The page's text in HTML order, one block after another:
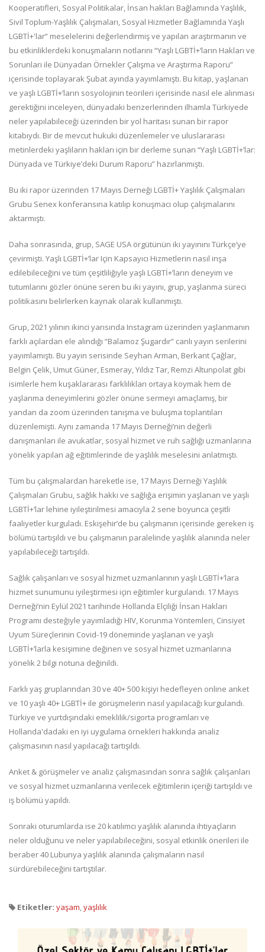
Kooperatifleri, Sosyal Politikalar, İnsan hakları Bağlamında Yaşlılık,
Sivil Toplum-Yaşlılık Çalışmaları, Sosyal Hizmetler Bağlamında Yaşlı
LGBTİ+'lar“ meselelerini değerlendirmiş ve yapılan araştırmanın ve
bu etkinliklerdeki konuşmaların notlarını “Yaşlı LGBTİ+’ların Hakları ve
Sorunları ile Dünyadan Örnekler Çalışma ve Araştırma Raporu”
içerisinde toplayarak Şubat ayında yayımlamıştı. Bu kitap, yaşlanan
ve yaşlı LGBTİ+’ların sosyolojinin teorileri içerisinde nasıl ele alınması
gerektiğini inceleyen, dünyadaki benzerlerinden ilhamla Türkiyede
neler yapılabileceği üzerinden bir yol haritası sunan bir rapor
kitabıydı. Bir de mevcut hukuki düzenlemeler ve uluslararası
metinlerdeki yaşlıların hakları için bir derleme sunan “Yaşlı LGBTİ+’lar:
Dünyada ve Türkiye’deki Durum Raporu” hazırlanmıştı.
Bu iki rapor üzerinden 17 Mayıs Derneği LGBTİ+ Yaşlılık Çalışmaları
Grubu Senex konferansına katılıp konuşmacı olup çalışmalarını
aktarmıştı.
Daha sonrasında, grup, SAGE USA örgütünün iki yayınını Türkçe’ye
çevirmişti. Yaşlı LGBTİ+’lar Için Kapsayıcı Hizmetlerin nasıl inşa
edilebileceğini ve tüm çeşitliliğiyle yaşlı LGBTİ+’ların deneyim ve
tutumlarını gözler önüne seren bu iki yayını, grup, yaşlanma süreci
politikasını belirlerken kaynak olarak kullanmıştı.
Grup, 2021 yılının ikinci yarısında Instagram üzerinden yaşlanmanın
farklı açılardan ele alındığı “Balamoz Şugardır” canlı yayın serilerini
yayımlamıştı. Bu yayın serisinde Seyhan Arman, Berkant Çağlar,
Belgin Çelik, Umut Güner, Esmeray, Yıldız Tar, Remzi Altunpolat gibi
isimlerle hem kuşaklararası farklılıkları ortaya koymak hem de
yaşlanma deneyimlerini gözler önüne sermeyi amaçlamış, bir
yandan da zoom üzerinden tanışma ve buluşma toplantıları
düzenlemişti. Aynı zamanda 17 Mayıs Derneği’nin değerli
danışmanları ile avukatlar, sosyal hizmet ve ruh sağlığı uzmanlarına
yönelik yapılan ağ eğitimlerinde de yaşlılık meselesini anlatmıştı.
Tüm bu çalışmalardan hareketle ise, 17 Mayıs Derneği Yaşlılık
Çalışmaları Grubu, sağlık hakkı ve sağlığa erişimin yaşlanan ve yaşlı
LGBTİ+’lar lehine iyileştirilmesi amacıyla 2 sene boyunca çeşitli
faaliyetler kurguladı. Eskişehir’de bu çalışmanın içerisinde gereken iş
bölümü tartışıldı ve bu çalışmanın paralelinde yaşlılık alanında neler
yapılabileceği tartışıldı.
Sağlık çalışanları ve sosyal hizmet uzmanlarının yaşlı LGBTİ+’lara
hizmet sunumunu iyileştirmesi için eğitimler kurgulandı. 17 Mayıs
Derneği’nin Eylül 2021 tarihinde Hollanda Elçiliği İnsan Hakları
Programı desteğiyle yayımladığı HIV, Korunma Yöntemleri, Cinsiyet
Uyum Süreçlerinin Covid-19 döneminde yaşlanan ve yaşlı
LGBTİ+’larla kesişimine değinen ve sosyal hizmet uzmanlarına
yönelik 2 bilgi notuna değinildi.
Farklı yaş gruplarından 30 ve 40+ 500 kişiyi hedefleyen online anket
ve 10 yaşlı 40+ LGBTİ+ ile görüşmelerin nasıl yapılacağı kurgulandı.
Türkiye ve yurtdışındaki emeklilik/sigorta programları ve
Hollanda'dadaki en iyi uygulama örnekleri hakkında analiz
çalışmasının nasıl yapılacağı tartışıldı.
Anket & görüşmeler ve analiz çalışmasından sonra sağlık çalışanları
ve sosyal hizmet uzmanlarına verilecek eğitimlerin içeriği tartışıldı ve
iş bölümü yapıldı.
Sonraki oturumlarda ise 20 katılımcı yaşlılık alanında ihtiyaçların
neler olduğunu ve neler yapılabileceğini, sosyal etkinlik önerileri ile
beraber 40 Lubunya yaşlılık alanında çalışmaların nasıl
sürdürebileceğini tartıştılar.
Etiketler: yaşam,yaşlılık